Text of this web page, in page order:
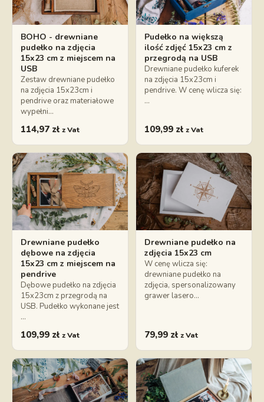
BOHO - drewniane
pudełko na zdjęcia
15x23 cm z miejscem na
USB
Zestaw drewniane pudełko
na zdjęcia 15x23cm i
pendrive oraz materiałowe
wypełni…
114,97 zł z Vat
Pudełko na większą
ilość zdjęć 15x23 cm z
przegrodą na USB
Drewniane pudełko kuferek
na zdjęcia 15x23cm i
pendrive. W cenę wlicza się:
…
109,99 zł z Vat
Drewniane pudełko
dębowe na zdjęcia
15x23 cm z miejscem na
pendrive
Dębowe pudełko na zdjęcia
15x23cm z przegrodą na
USB. Pudełko wykonane jest
…
109,99 zł z Vat
Drewniane pudełko na
zdjęcia 15x23 cm
W cenę wlicza się:
drewniane pudełko na
zdjęcia, spersonalizowany
grawer lasero…
79,99 zł z Vat